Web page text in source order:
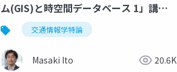
ム(GIS)と時空間データベース 1」講
師：伊藤昌毅
交通情報学特論
Masaki Ito 20.6K